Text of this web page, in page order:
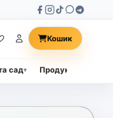
сад Продукти
Кошик